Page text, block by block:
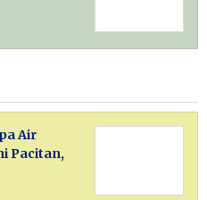
Air
Pacitan,